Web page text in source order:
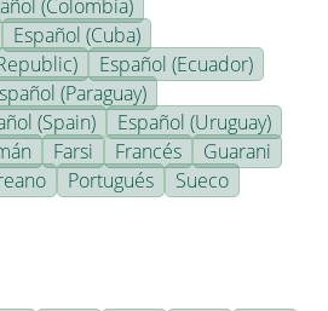
(Colombia)
Español (Cuba)
Español (Ecuador)
(Paraguay)
(Spain)
Español (Uruguay)
Farsi Francés
Guarani
Portugués
Sueco